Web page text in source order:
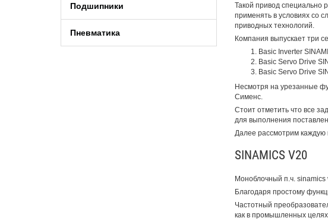
Подшипники
Пневматика
Такой привод специально
применять в условиях со
приводных технологий.
Компания выпускает три
Basic Inverter
Basic Servo Drive
Basic Servo Drive
Несмотря на урезанные
Сименс.
Стоит отметить что все
для выполнения
Далее рассмотрим каждую
SINAMICS V20
Моноблочный п.ч.
Благодаря простому
Частотный
как в промышленных